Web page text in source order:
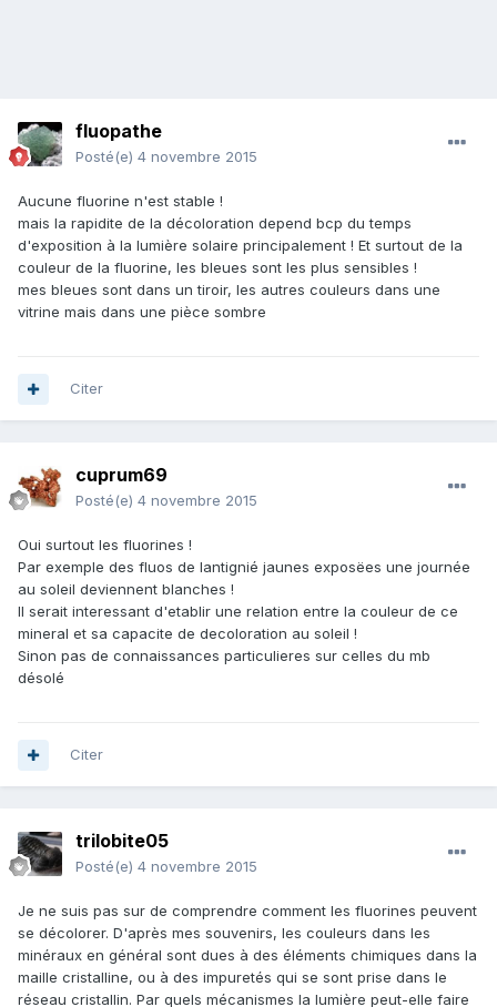
fluopathe
Posté(e) 4 novembre 2015
Aucune fluorine n'est stable !
mais la rapidite de la décoloration depend bcp du temps
d'exposition à la lumière solaire principalement ! Et surtout de la
couleur de la fluorine, les bleues sont les plus sensibles !
mes bleues sont dans un tiroir, les autres couleurs dans une
vitrine mais dans une pièce sombre
Citer
cuprum69
Posté(e) 4 novembre 2015
Oui surtout les fluorines !
Par exemple des fluos de lantignié jaunes exposëes une journée
au soleil deviennent blanches !
Il serait interessant d'etablir une relation entre la couleur de ce
mineral et sa capacite de decoloration au soleil !
Sinon pas de connaissances particulieres sur celles du mb
désolé
Citer
trilobite05
Posté(e) 4 novembre 2015
Je ne suis pas sur de comprendre comment les fluorines peuvent
se décolorer. D'après mes souvenirs, les couleurs dans les
minéraux en général sont dues à des éléments chimiques dans la
maille cristalline, ou à des impuretés qui se sont prise dans le
réseau cristallin. Par quels mécanismes la lumière peut-elle faire